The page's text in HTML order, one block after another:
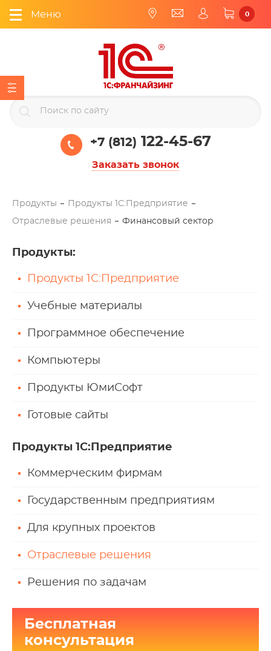
Меню 0
+7 (812) 122-45-67
Заказать звонок
Продукты Продукты 1С:Предприятие
Отраслевые решения Финансовый сектор
Продукты:
Продукты 1С:Предприятие
Учебные материалы
Программное обеспечение
Компьютеры
Продукты ЮмиСофт
Готовые сайты
Продукты 1С:Предприятие
Коммерческим фирмам
Государственным предприятиям
Для крупных проектов
Отраслевые решения
Решения по задачам
Бесплатная
консультация